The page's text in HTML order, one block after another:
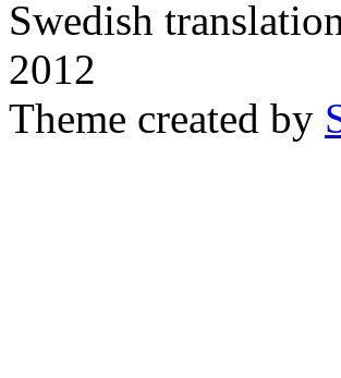
Swedish
2012
Theme created by